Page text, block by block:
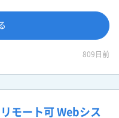
809日前
モート可 Webシス